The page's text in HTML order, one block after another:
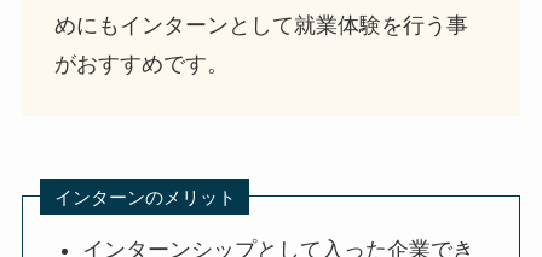
めにもインターンとして就業体験を行う事
がおすすめです。
インターンのメリット
インターンシップとして入った企業でき